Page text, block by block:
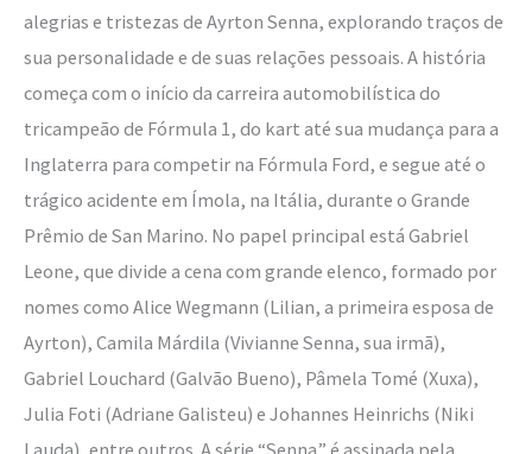
alegrias e tristezas de Ayrton Senna, explorando traços de
sua personalidade e de suas relações pessoais. A história
começa com o início da carreira automobilística do
tricampeão de Fórmula 1, do kart até sua mudança para a
Inglaterra para competir na Fórmula Ford, e segue até o
trágico acidente em Ímola, na Itália, durante o Grande
Prêmio de San Marino. No papel principal está Gabriel
Leone, que divide a cena com grande elenco, formado por
nomes como Alice Wegmann (Lilian, a primeira esposa de
Ayrton), Camila Márdila (Vivianne Senna, sua irmã),
Gabriel Louchard (Galvão Bueno), Pâmela Tomé (Xuxa),
Julia Foti (Adriane Galisteu) e Johannes Heinrichs (Niki